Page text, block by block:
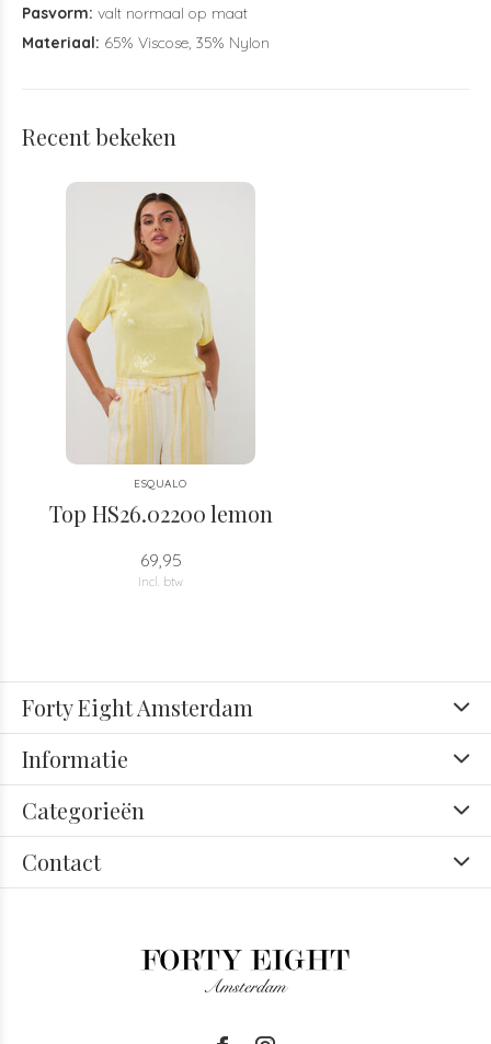
Pasvorm: valt normaal op maat
Materiaal: 65% Viscose, 35% Nylon
Recent bekeken
ESQUALO
Top HS26.02200 lemon
69,95
Incl. btw
Forty Eight Amsterdam
Informatie
Categorieën
Contact